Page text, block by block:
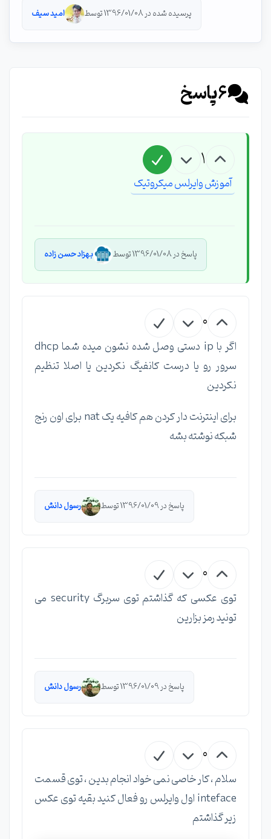
پرسیده شده در 1396/01/08 توسط امید سیف
6پاسخ
1
آموزش وایرلس میکروتیک
پاسخ در 1396/01/08 توسط بهزاد حسن زاده
0
اگر با ip دستی وصل شده نشون میده شما dhcp
سرور رو یا درست کانفیگ نکردین یا اصلا تنظیم
نکردین
برای اینترنت دار کردن هم کافیه یک nat برای اون رنج
شبکه نوشته بشه
پاسخ در 1396/01/09 توسط رسول دانش
0
توی عکسی که گذاشتم توی سربرگ security می
تونید رمز بزارین
پاسخ در 1396/01/09 توسط رسول دانش
0
سلام ، کار خاصی نمی خواد انجام بدین ، توی قسمت
inteface اول وایرلس رو فعال کنید بقیه توی عکس
زیر گذاشتم